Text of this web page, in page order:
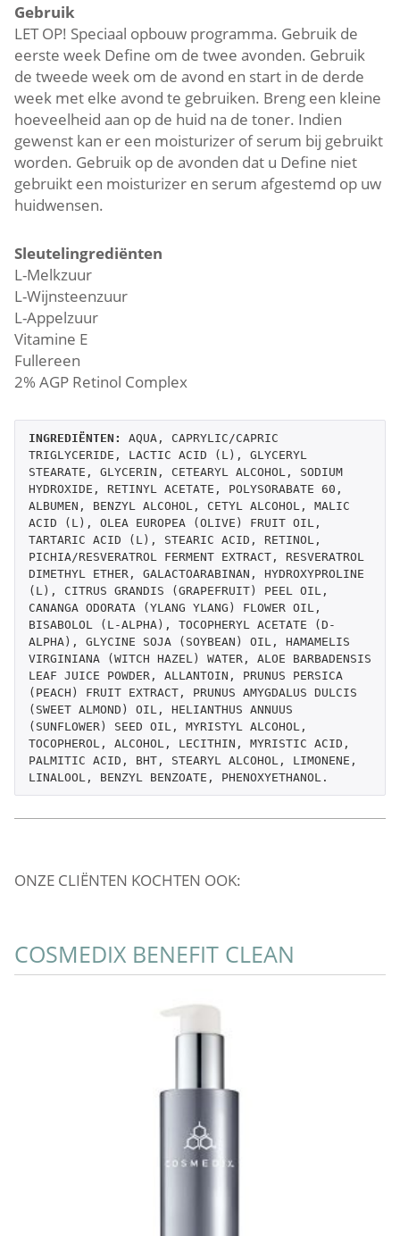
Gebruik
LET OP! Speciaal opbouw programma. Gebruik de
eerste week Define om de twee avonden. Gebruik
de tweede week om de avond en start in de derde
week met elke avond te gebruiken. Breng een kleine
hoeveelheid aan op de huid na de toner. Indien
gewenst kan er een moisturizer of serum bij gebruikt
worden. Gebruik op de avonden dat u Define niet
gebruikt een moisturizer en serum afgestemd op uw
huidwensen.
Sleutelingrediënten
L-Melkzuur
L-Wijnsteenzuur
L-Appelzuur
Vitamine E
Fullereen
2% AGP Retinol Complex
INGREDIËNTEN:
AQUA, CAPRYLIC/CAPRIC
TRIGLYCERIDE, LACTIC ACID (L), GLYCERYL
STEARATE, GLYCERIN, CETEARYL ALCOHOL, SODIUM
HYDROXIDE, RETINYL ACETATE, POLYSORABATE 60,
ALBUMEN, BENZYL ALCOHOL, CETYL ALCOHOL, MALIC
ACID (L), OLEA EUROPEA (OLIVE) FRUIT OIL,
TARTARIC ACID (L), STEARIC ACID, RETINOL,
PICHIA/RESVERATROL FERMENT EXTRACT, RESVERATROL
DIMETHYL ETHER, GALACTOARABINAN, HYDROXYPROLINE
(L), CITRUS GRANDIS (GRAPEFRUIT) PEEL OIL,
CANANGA ODORATA (YLANG YLANG) FLOWER OIL,
BISABOLOL (L-ALPHA), TOCOPHERYL ACETATE (D-
ALPHA), GLYCINE SOJA (SOYBEAN) OIL, HAMAMELIS
VIRGINIANA (WITCH HAZEL) WATER, ALOE BARBADENSIS
LEAF JUICE POWDER, ALLANTOIN, PRUNUS PERSICA
(PEACH) FRUIT EXTRACT, PRUNUS AMYGDALUS DULCIS
(SWEET ALMOND) OIL, HELIANTHUS ANNUUS
(SUNFLOWER) SEED OIL, MYRISTYL ALCOHOL,
TOCOPHEROL, ALCOHOL, LECITHIN, MYRISTIC ACID,
PALMITIC ACID, BHT, STEARYL ALCOHOL, LIMONENE,
LINALOOL, BENZYL BENZOATE, PHENOXYETHANOL.
ONZE CLIËNTEN KOCHTEN OOK:
COSMEDIX BENEFIT CLEAN